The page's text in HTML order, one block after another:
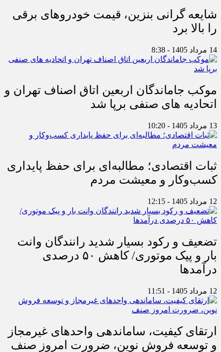
شایعه گرانی بنزین، قیمت خودروهای برقی
را بالا برد
14 مرداد 1405 - 8:38
موکب جاماندگان اربعین اتاق اصناف تهران و
اتحادیه های صنفی برپا شد
13 مرداد 1405 - 10:20
ثبات اقتصادی؛ مطالبه‌ای برای حفظ پایداری
کسب‌وکار و معیشت مردم
12 مرداد 1405 - 12:15
تضعیف و رکود بسیار شدید رانندگان وانت
بار و پیک موتوری/ کاهش ۵۰ درصدی
درآمدها
12 مرداد 1405 - 11:51
ارتقای کیفیت، ساماندهی واحدهای غیرمجاز
و توسعه فروش نوین، ضرورت امروز صنف